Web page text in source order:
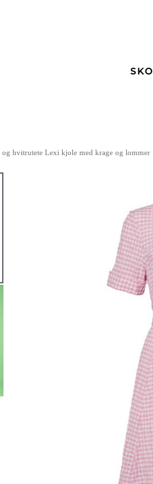
SKO
og hvitrutete Lexi kjole med krage og lommer